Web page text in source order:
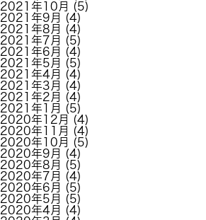
2021年10月
(5)
2021年9月
(4)
2021年8月
(4)
2021年7月
(5)
2021年6月
(4)
2021年5月
(5)
2021年4月
(4)
2021年3月
(4)
2021年2月
(4)
2021年1月
(5)
2020年12月
(4)
2020年11月
(4)
2020年10月
(5)
2020年9月
(4)
2020年8月
(5)
2020年7月
(4)
2020年6月
(5)
2020年5月
(5)
2020年4月
(4)